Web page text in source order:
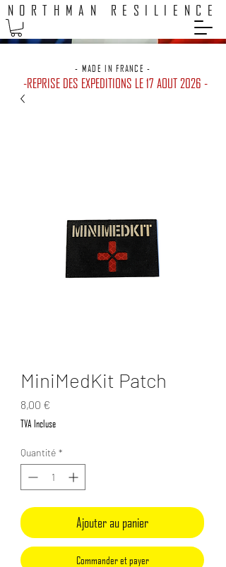
NORTHMAN RESILIENCE
- MADE IN FRANCE -
-REPRISE DES EXPEDITIONS LE 17 AOUT 2026 -
MiniMedKit Patch
8,00 €
TVA Incluse
Quantité *
Ajouter au panier
Commander et payer